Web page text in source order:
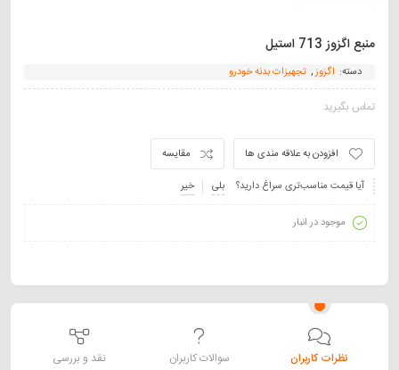
منبع اگزوز 713 استیل
دسته: اگزوز, تجهیزات بدنه خودرو
تماس بگیرید
مقایسه
افزودن به علاقه مندی ها
آیا قیمت مناسب‌تری سراغ دارید؟
بلی خیر
موجود در انبار
نظرات کاربران سوالات کاربران نقد و بررسی